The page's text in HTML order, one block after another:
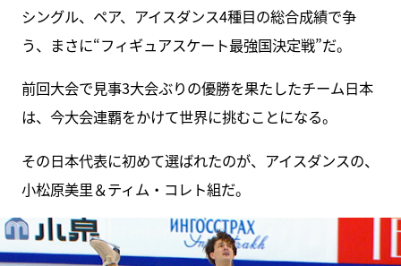
シングル、ペア、アイスダンス4種目の総合成績で争
う、まさに“フィギュアスケート最強国決定戦”だ。
前回大会で見事3大会ぶりの優勝を果たしたチーム日本
は、今大会連覇をかけて世界に挑むことになる。
その日本代表に初めて選ばれたのが、アイスダンスの、
小松原美里＆ティム・コレト組だ。